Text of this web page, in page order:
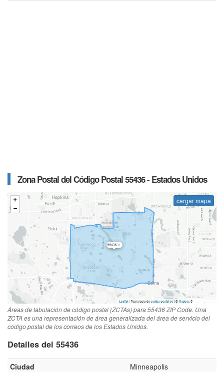
Zona Postal del Código Postal 55436 - Estados Unidos
cargar mapa
Áreas de tabulación de código postal (ZCTAs) para 55436 ZIP Code. Una
ZCTA es una representación de área generalizada del área de servicio del
código postal de los correos de los Estados Unidos.
Detalles del 55436
Ciudad
Minneapolis